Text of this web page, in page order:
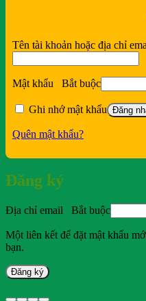
Tên tài khoản hoặc địa chỉ
Mật khẩu Bắt buộc
Ghi nhớ mật khẩu Đăng
Quên mật khẩu?
Đăng ký
Địa chỉ email Bắt buộc
Một liên kết để đặt mật khẩu
bạn.
Đăng ký